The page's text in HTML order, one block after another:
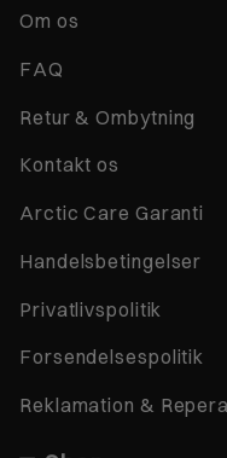
Om os
FAQ
Retur & Ombytning
Kontakt os
Arctic Care Garanti
Handelsbetingelser
Privatlivspolitik
Forsendelsespolitik
Reklamation &